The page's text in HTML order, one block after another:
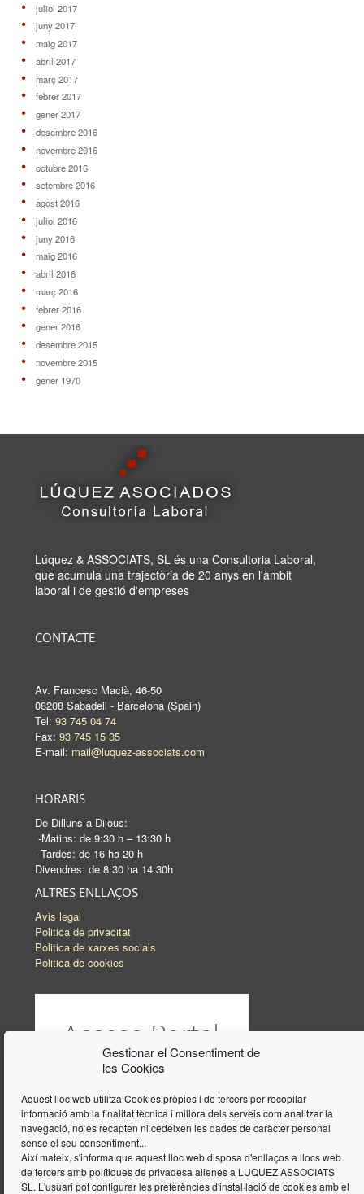
Gestionar el Consentiment de
les Cookies
Aquest lloc web utilitza Cookies pròpies i de tercers per recopilar
informació amb la finalitat tècnica i millora dels serveis com analitzar la
navegació, no es recapten ni cedeixen les dades de caràcter personal
sense el seu consentiment...
Així mateix, s'informa que aquest lloc web disposa d'enllaços a llocs web
de tercers amb polítiques de privadesa alienes a LUQUEZ ASSOCIATS
SL. L'usuari pot configurar les preferències d'instal·lació de cookies amb el
juliol 2017
juny 2017
maig 2017
abril 2017
març 2017
febrer 2017
gener 2017
desembre 2016
novembre 2016
octubre 2016
setembre 2016
agost 2016
juliol 2016
juny 2016
maig 2016
abril 2016
març 2016
febrer 2016
gener 2016
desembre 2015
novembre 2015
gener 1970
Lúquez & ASSOCIATS, SL és una Consultoria Laboral,
que acumula una trajectòria de 20 anys en l'àmbit
laboral i de gestió d'empreses
CONTACTE
Av. Francesc Macià, 46-50
08208 Sabadell - Barcelona (Spain)
Tel: 93 745 04 74
Fax: 93 745 15 35
E-mail: mail@luquez-associats.com
HORARIS
De Dilluns a Dijous:
-Matins: de 9:30 h – 13:30 h
-Tardes: de 16 ha 20 h
Divendres: de 8:30 ha 14:30h
ALTRES ENLLAÇOS
Avis legal
Politica de privacitat
Politica de xarxes socials
Politica de cookies